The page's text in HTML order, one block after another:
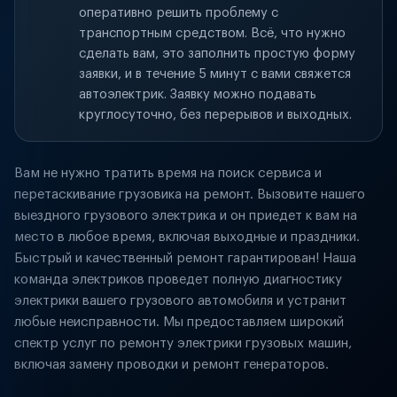
оперативно решить проблему с
транспортным средством. Всё, что нужно
сделать вам, это заполнить простую форму
заявки, и в течение 5 минут с вами свяжется
автоэлектрик. Заявку можно подавать
круглосуточно, без перерывов и выходных.
Вам не нужно тратить время на поиск сервиса и
перетаскивание грузовика на ремонт. Вызовите нашего
выездного грузового электрика и он приедет к вам на
место в любое время, включая выходные и праздники.
Быстрый и качественный ремонт гарантирован! Наша
команда электриков проведет полную диагностику
электрики вашего грузового автомобиля и устранит
любые неисправности. Мы предоставляем широкий
спектр услуг по ремонту электрики грузовых машин,
включая замену проводки и ремонт генераторов.